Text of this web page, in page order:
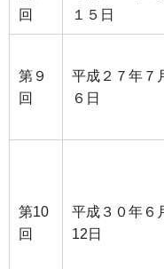
回
１５日
第９
回
平成２７年７
６日
第10
回
平成３０年６
12日